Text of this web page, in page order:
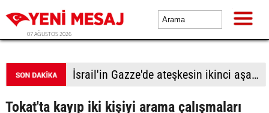
07 AĞUSTOS 2026
Türk lirası kıskaçta
Tokat'ta kayıp iki kişiyi arama çalışmaları